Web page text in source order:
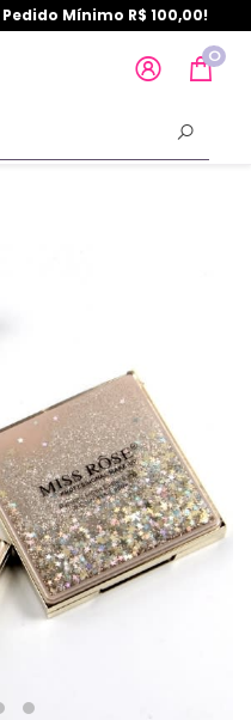
Mínimo R$ 100,00!
0